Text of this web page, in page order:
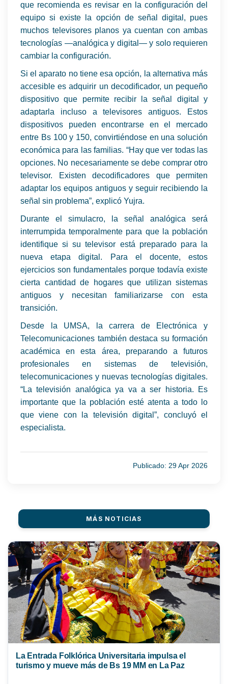
que recomienda es revisar en la configuración del
equipo si existe la opción de señal digital, pues
muchos televisores planos ya cuentan con ambas
tecnologías —analógica y digital— y solo requieren
cambiar la configuración.
Si el aparato no tiene esa opción, la alternativa más
accesible es adquirir un decodificador, un pequeño
dispositivo que permite recibir la señal digital y
adaptarla incluso a televisores antiguos. Estos
dispositivos pueden encontrarse en el mercado
entre Bs 100 y 150, convirtiéndose en una solución
económica para las familias. “Hay que ver todas las
opciones. No necesariamente se debe comprar otro
televisor. Existen decodificadores que permiten
adaptar los equipos antiguos y seguir recibiendo la
señal sin problema”, explicó Yujra.
Durante el simulacro, la señal analógica será
interrumpida temporalmente para que la población
identifique si su televisor está preparado para la
nueva etapa digital. Para el docente, estos
ejercicios son fundamentales porque todavía existe
cierta cantidad de hogares que utilizan sistemas
antiguos y necesitan familiarizarse con esta
transición.
Desde la UMSA, la carrera de Electrónica y
Telecomunicaciones también destaca su formación
académica en esta área, preparando a futuros
profesionales en sistemas de televisión,
telecomunicaciones y nuevas tecnologías digitales.
“La televisión analógica ya va a ser historia. Es
importante que la población esté atenta a todo lo
que viene con la televisión digital”, concluyó el
especialista.
Publicado: 29 Apr 2026
MÁS NOTICIAS
La Entrada Folklórica Universitaria impulsa el
turismo y mueve más de Bs 19 MM en La Paz